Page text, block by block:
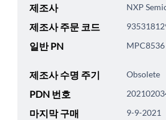
제조사 NXP
제조사 주문 코드
일반 PN MPC8536
제조사 수명 주기 Obsolete
PDN 번호
마지막 구매 9-9-2021